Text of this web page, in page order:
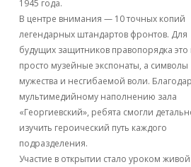
1945 года.
В центре внимания — 10 точных копий
легендарных штандартов фронтов. Для
будущих защитников правопорядка это
просто музейные экспонаты, а символы
мужества и несгибаемой воли.
мультимедийному наполнению зала
«Георгиевский», ребята смогли
изучить героический путь каждого
подразделения.
Участие в открытии стало уроком живой